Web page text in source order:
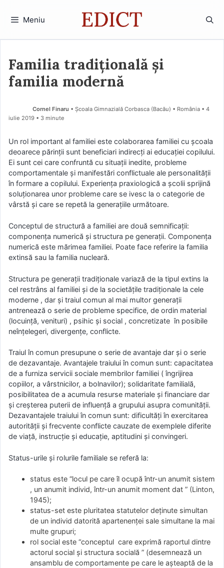
Meniu
Familia tradițională și
familia modernă
Cornel Finaru • Școala Gimnazială Corbasca (Bacău) • România
4
iulie 2019 • 3 minute
Un rol important al familiei este colaborarea familiei cu școala
deoarece părinții sunt beneficiari indirecți ai educației copilului.
Ei sunt cei care confruntă cu situații inedite, probleme
comportamentale și manifestări conflictuale ale personalității
în formare a copilului. Experiența praxiologică a școlii sprijină
soluționarea unor probleme care se ivesc la o categorie de
vârstă și care se repetă la generațiile următoare.
Conceptul de structură a familiei are două semnificații:
componența numerică și structura pe generații. Componența
numerică este mărimea familiei. Poate face referire la familia
extinsă sau la familia nucleară.
Structura pe generații tradiționale variază de la tipul extins la
cel restrâns al familiei și de la societățile tradiționale la cele
moderne , dar și traiul comun al mai multor generații
antrenează o serie de probleme specifice, de ordin material
(locuință, venituri) , psihic și social , concretizate în posibile
neînțelegeri, divergențe, conflicte.
Traiul în comun presupune o serie de avantaje dar și o serie
de dezavantaje. Avantajele traiului în comun sunt: capacitatea
de a furniza servicii sociale membrilor familiei ( îngrijirea
copiilor, a vârstnicilor, a bolnavilor); solidaritate familială,
posibilitatea de a acumula resurse materiale și financiare dar
și creșterea puterii de influență a grupului asupra comunității.
Dezavantajele traiului în comun sunt: dificultăți în exercitarea
autorității și frecvente conflicte cauzate de exemplele diferite
de viață, instrucție și educație, aptitudini și convingeri.
Status-urile și rolurile familiale se referă la:
status este “locul pe care îl ocupă într-un anumit sistem
, un anumit individ, într-un anumit moment dat ” (Linton,
1945);
status-set este pluritatea statutelor deținute simultan
de un individ datorită apartenenței sale simultane la mai
multe grupuri;
rol social este “conceptul care exprimă raportul dintre
actorul social și structura socială ” (desemnează un
ansamblu de comportamente pe care le așteaptă de la